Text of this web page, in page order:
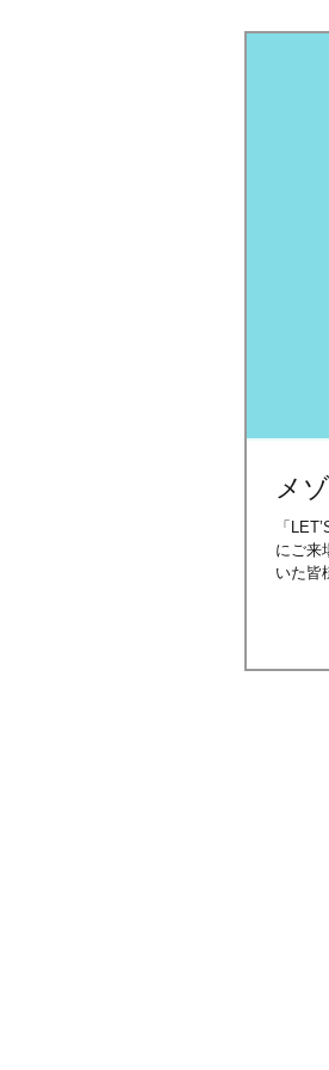
メ
「
にご来
いた皆